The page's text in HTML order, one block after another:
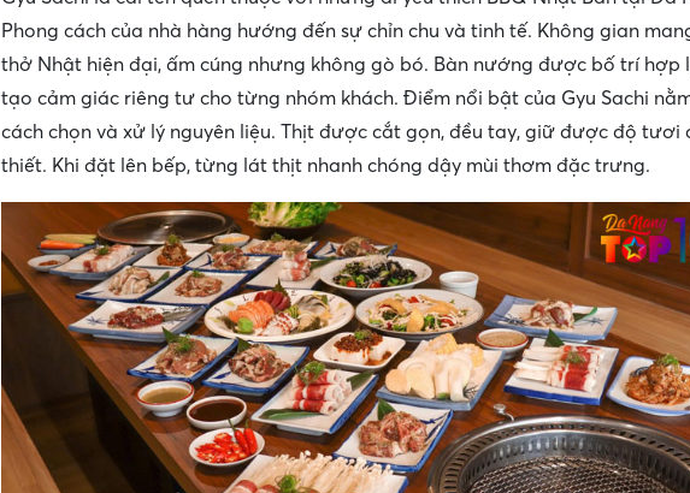
Phong cách của nhà hàng hướng đến sự chỉn chu và tinh tế. Không gian
thở Nhật hiện đại, ấm cúng nhưng không gò bó. Bàn nướng được bố trí hợp
tạo cảm giác riêng tư cho từng nhóm khách. Điểm nổi bật của Gyu Sachi
cách chọn và xử lý nguyên liệu. Thịt được cắt gọn, đều tay, giữ được độ tươi
thiết. Khi đặt lên bếp, từng lát thịt nhanh chóng dậy mùi thơm đặc trưng.